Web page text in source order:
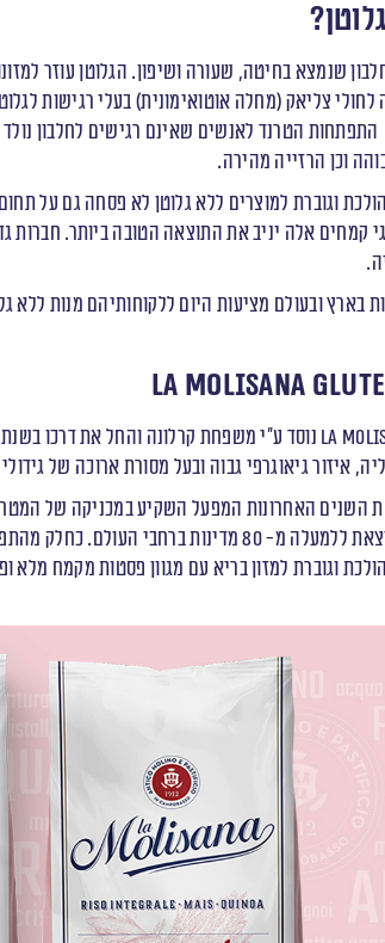
שנמצא בחיטה, שעורה ושיפון. הגלוטן עוזר
צליאק (מחלה אוטואימונית) בעלי רגישות
הטרנד לאנשים שאינם רגישים לחלבון
וכן הרזייה מהירה.
וגוברת למוצרים ללא גלוטן לא פסחה גם על
קמחים אלה יניב את התוצאה הטובה ביותר. חברות
בארץ ובעולם מציעות היום ללקוחותיהם מנות ללא
La Molisana
La
איזור גיאוגרפי גבוה ובעל מסורת ארוכה של
האחרונות המפעל השקיע במכניקה של
החברה מייצאת ללמעלה מ- 80 מדינות
וגוברת למזון בריא עם מגוון פסטות מקמח מלא